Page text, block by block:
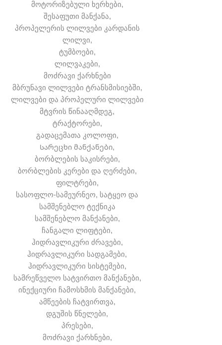
მოტორიზებული ხერხები,
შესაფუთი მანქანა,
პროპელერის ლილვები კარდანის
ლილვი,
ტუმბოები,
ლილვაკები,
მოძრავი ქარხნები
მბრუნავი ლილვები ტრანსმისიებში,
ლილვები და პროპელური ლილვები
მტვრის წინააღმდეგ,
ტრაქტორები,
გადაცემათა კოლოფი,
Სარეცხი მანქანები,
ბორბლების საკისრები,
ბორბლების კერები და ღერძები,
ფილტრები,
სასოფლო-სამეურნეო, სატყეო და
სამშენებლო ტექნიკა
სამშენებლო მანქანები,
ჩანგალი ლიფტები,
ჰიდრავლიკური ძრავები,
ჰიდრავლიკური სადგამები,
ჰიდრავლიკური სისტემები,
სამრეწველო სატვირთო მანქანები,
ინექციური ჩამოსხმის მანქანები,
ამწეების ჩატვირთვა,
დგუშის წნელები,
პრესები,
მოძრავი ქარხნები,